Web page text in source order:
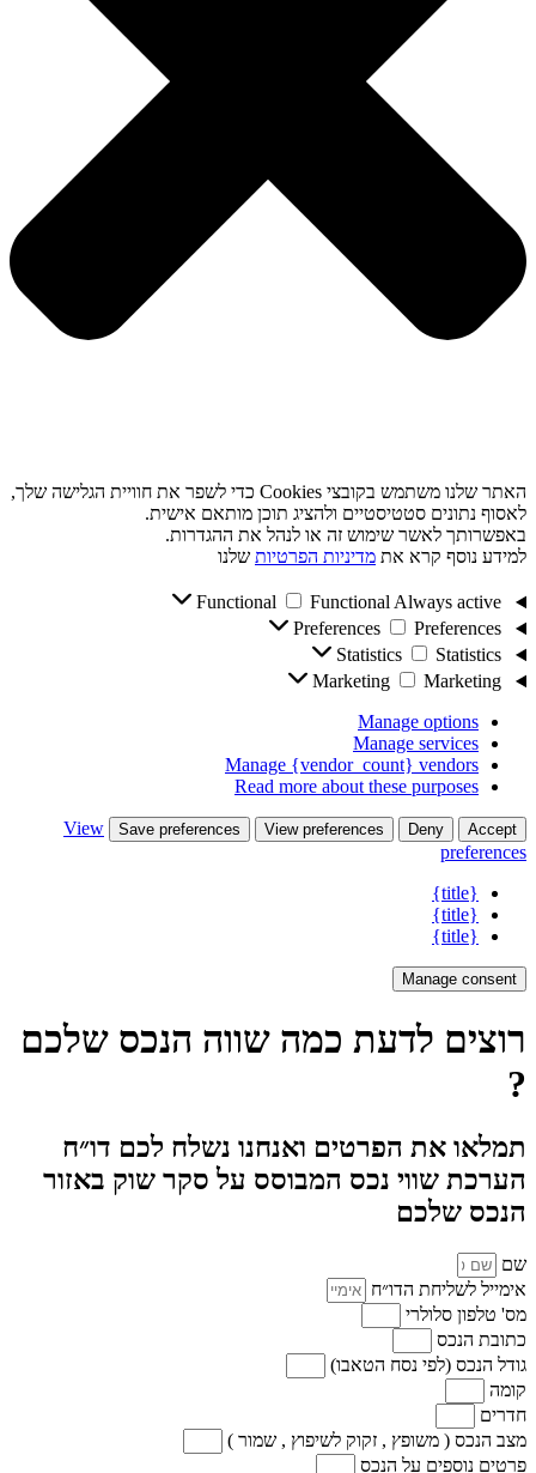
האתר שלנו משתמש בקובצי Cookies כדי לשפר את חוויית הגלישה שלך,
לאסוף נתונים סטטיסטיים ולהציג תוכן מותאם אישית.
באפשרותך לאשר שימוש זה או לנהל את ההגדרות.
למידע נוסף קרא את מדיניות הפרטיות שלנו
Functional Functional Always active
Preferences
Preferences
Statistics
Statistics
Marketing
Marketing
Manage options
Manage services
Manage {vendor_count} vendors
Read more about these purposes
Accept
Deny
View preferences
Save preferences
View
preferences
{title}
{title}
{title}
Manage consent
רוצים לדעת כמה שווה הנכס שלכם
?
תמלאו את הפרטים ואנחנו נשלח לכם דו״ח
הערכת שווי נכס המבוסס על סקר שוק באזור
הנכס שלכם
שם
אימייל לשליחת הדו״ח
מס' טלפון סלולרי
כתובת הנכס
גודל הנכס (לפי נסח הטאבו)
קומה
חדרים
מצב הנכס ( משופץ , זקוק לשיפוץ , שמור )
פרטים נוספים על הנכס